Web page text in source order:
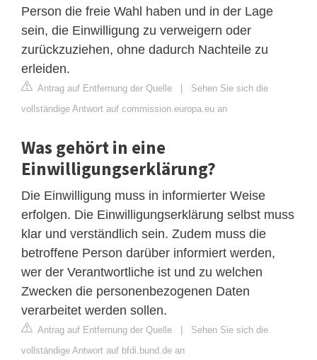
Person die freie Wahl haben und in der Lage
sein, die Einwilligung zu verweigern oder
zurückzuziehen, ohne dadurch Nachteile zu
erleiden.
Antrag auf Entfernung der Quelle | Sehen Sie sich die
vollständige Antwort auf commission.europa.eu an
Was gehört in eine
Einwilligungserklärung?
Die Einwilligung muss in informierter Weise
erfolgen. Die Einwilligungserklärung selbst muss
klar und verständlich sein. Zudem muss die
betroffene Person darüber informiert werden,
wer der Verantwortliche ist und zu welchen
Zwecken die personenbezogenen Daten
verarbeitet werden sollen.
Antrag auf Entfernung der Quelle | Sehen Sie sich die
vollständige Antwort auf bfdi.bund.de an